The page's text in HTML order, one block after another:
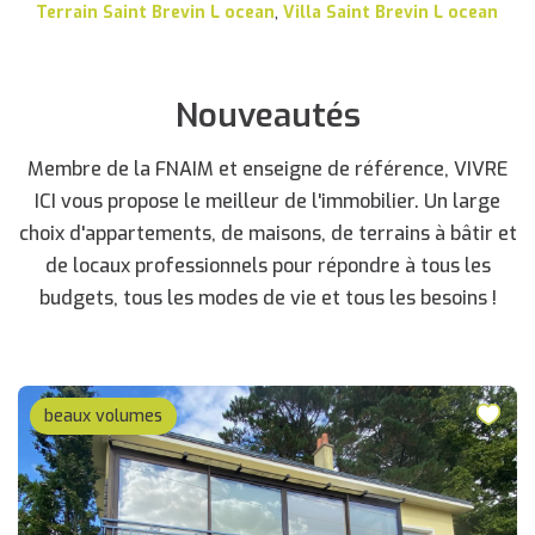
Terrain Saint Brevin L ocean, Villa Saint Brevin L ocean
Nouveautés
Membre de la FNAIM et enseigne de référence, VIVRE
ICI vous propose le meilleur de l'immobilier. Un large
choix d'appartements, de maisons, de terrains à bâtir et
de locaux professionnels pour répondre à tous les
budgets, tous les modes de vie et tous les besoins !
beaux volumes